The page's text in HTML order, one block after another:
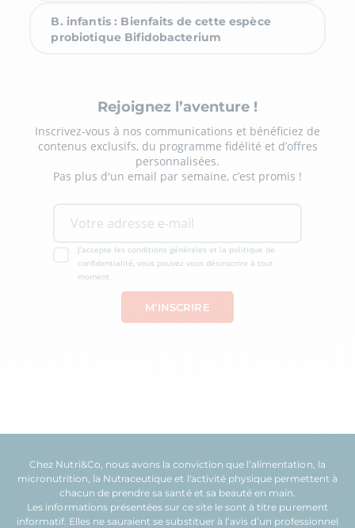
B. infantis : Bienfaits de cette espèce
probiotique Bifidobacterium
Rejoignez l’aventure !
Inscrivez-vous à nos communications et bénéficiez de
contenus exclusifs, du programme fidélité et d’offres
personnalisées.
Pas plus d'un email par semaine, c’est promis !
J'accepte les conditions générales et la politique de
confidentialité, vous pouvez vous désinscrire à tout
moment.
Chez Nutri&Co, nous avons la conviction que l’alimentation, la
micronutrition, la Nutraceutique et l'activité physiquepermettent à
chacun de prendre sasantéet sa beautéen main.
Les informations présentées sur ce site le sont à titre purement
informatif. Elles ne sauraient se substituer à l’avis d’un professionnel